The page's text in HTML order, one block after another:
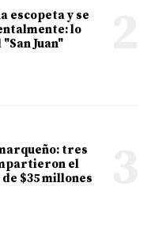
escopeta y se
lo
Juan"
tres
el
$35 millones